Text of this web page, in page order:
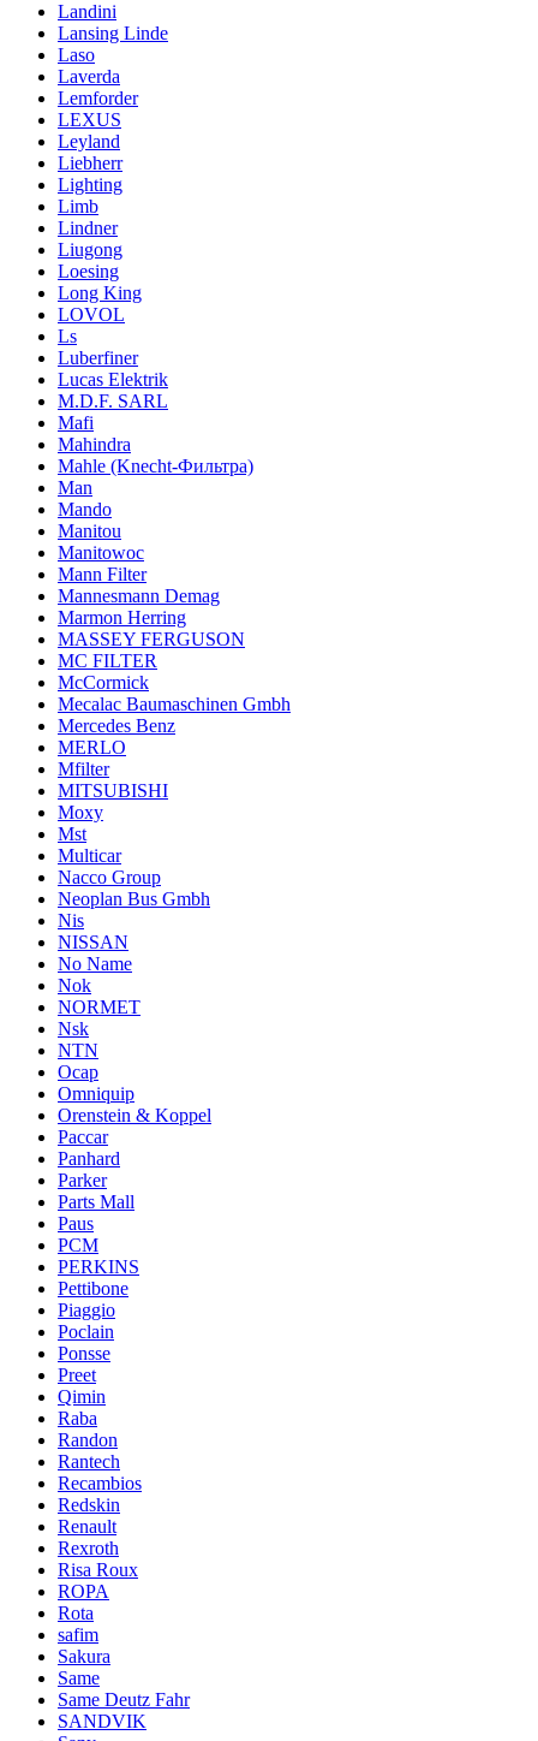
Landini
Lansing Linde
Laso
Laverda
Lemforder
LEXUS
Leyland
Liebherr
Lighting
Limb
Lindner
Liugong
Loesing
Long King
LOVOL
Ls
Luberfiner
Lucas Elektrik
M.D.F. SARL
Mafi
Mahindra
Mahle (Knecht-Фильтра)
Man
Mando
Manitou
Manitowoc
Mann Filter
Mannesmann Demag
Marmon Herring
MASSEY FERGUSON
MC FILTER
McCormick
Mecalac Baumaschinen Gmbh
Mercedes Benz
MERLO
Mfilter
MITSUBISHI
Moxy
Mst
Multicar
Nacco Group
Neoplan Bus Gmbh
Nis
NISSAN
No Name
Nok
NORMET
Nsk
NTN
Ocap
Omniquip
Orenstein & Koppel
Paccar
Panhard
Parker
Parts Mall
Paus
PCM
PERKINS
Pettibone
Piaggio
Poclain
Ponsse
Preet
Qimin
Raba
Randon
Rantech
Recambios
Redskin
Renault
Rexroth
Risa Roux
ROPA
Rota
safim
Sakura
Same
Same Deutz Fahr
SANDVIK